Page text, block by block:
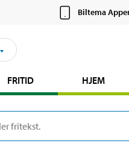
Biltema
FRITID HJEM